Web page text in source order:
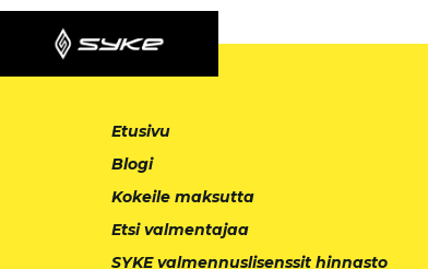
Etusivu
Blogi
Kokeile maksutta
Etsi valmentajaa
SYKE valmennuslisenssit hinnasto